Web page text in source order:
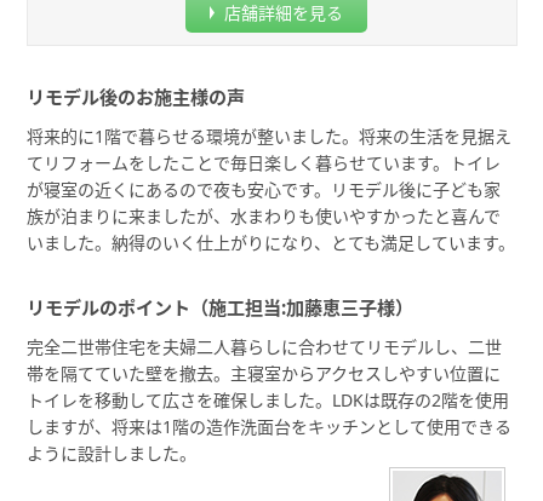
店舗詳細を見る
リモデル後のお施主様の声
将来的に1階で暮らせる環境が整いました。将来の生活を見据え
てリフォームをしたことで毎日楽しく暮らせています。トイレ
が寝室の近くにあるので夜も安心です。リモデル後に子ども家
族が泊まりに来ましたが、水まわりも使いやすかったと喜んで
いました。納得のいく仕上がりになり、とても満足しています。
リモデルのポイント（施工担当:加藤恵三子様）
完全二世帯住宅を夫婦二人暮らしに合わせてリモデルし、二世
帯を隔てていた壁を撤去。主寝室からアクセスしやすい位置に
トイレを移動して広さを確保しました。LDKは既存の2階を使用
しますが、将来は1階の造作洗面台をキッチンとして使用できる
ように設計しました。